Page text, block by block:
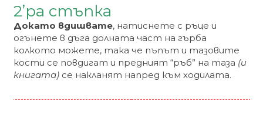
2’ра стъпка
Докато вдишвате, натиснете с ръце и
огънете в дъга долната част на гърба
колкото можете, така че пъпът и тазовите
кости се повдигат и предният “ръб” на таза (и
книгата)се накланят напред към ходилата.